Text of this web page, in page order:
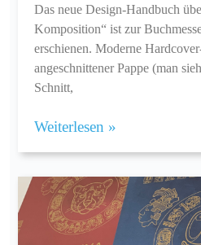
Das neue Design-Handbuch
Komposition“ ist zur
erschienen. Moderne
angeschnittener Pappe (man
Schnitt,
Weiterlesen »